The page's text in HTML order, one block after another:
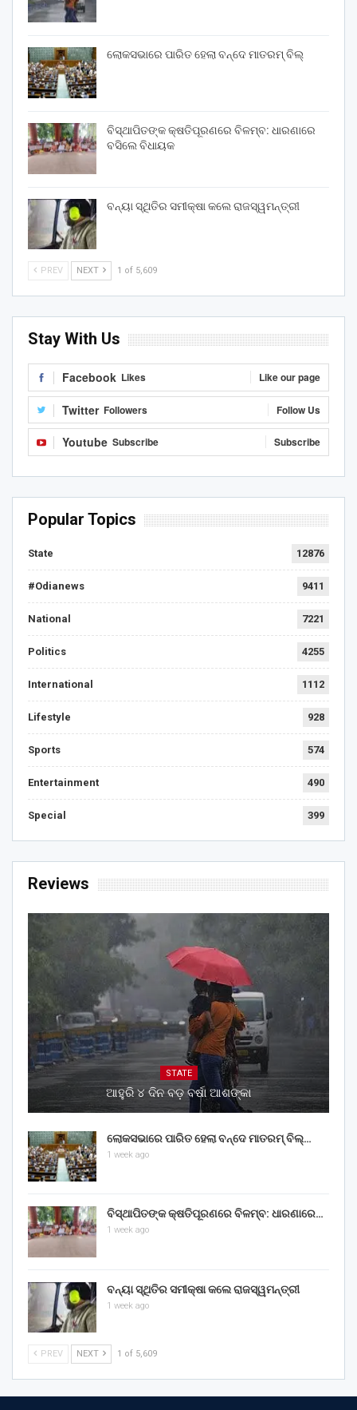
ଲୋକସଭାରେ ପାରିତ ହେଲା ବନ୍ଦେ ମାତରମ୍‌ ବିଲ୍‌
ବିସ୍ଥାପିତଙ୍କ କ୍ଷତିପୂରଣରେ ବିଳମ୍ବ: ଧାରଣାରେ
ବସିଲେ ବିଧାୟକ
ବନ୍ୟା ସ୍ଥିତିର ସମୀକ୍ଷା କଲେ ରାଜସ୍ୱମନ୍ତ୍ରୀ
PREV NEXT 1 of 5,609
Stay With Us
Facebook Likes Like our page
Twitter Followers Follow Us
Youtube Subscribe Subscribe
Popular Topics
State 12876
#Odianews 9411
National 7221
Politics 4255
International 1112
Lifestyle 928
Sports 574
Entertainment 490
Special 399
Reviews
STATE
ଆହୁରି ୪ ଦିନ ବଡ଼ ବର୍ଷା ଆଶଙ୍କା
ଲୋକସଭାରେ ପାରିତ ହେଲା ବନ୍ଦେ ମାତରମ୍‌ ବିଲ୍‌…
1 week ago
ବିସ୍ଥାପିତଙ୍କ କ୍ଷତିପୂରଣରେ ବିଳମ୍ବ: ଧାରଣାରେ…
1 week ago
ବନ୍ୟା ସ୍ଥିତିର ସମୀକ୍ଷା କଲେ ରାଜସ୍ୱମନ୍ତ୍ରୀ
1 week ago
PREV NEXT 1 of 5,609